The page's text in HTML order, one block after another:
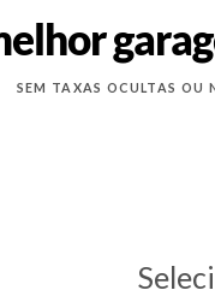
SEM TAXAS OCULTAS OU